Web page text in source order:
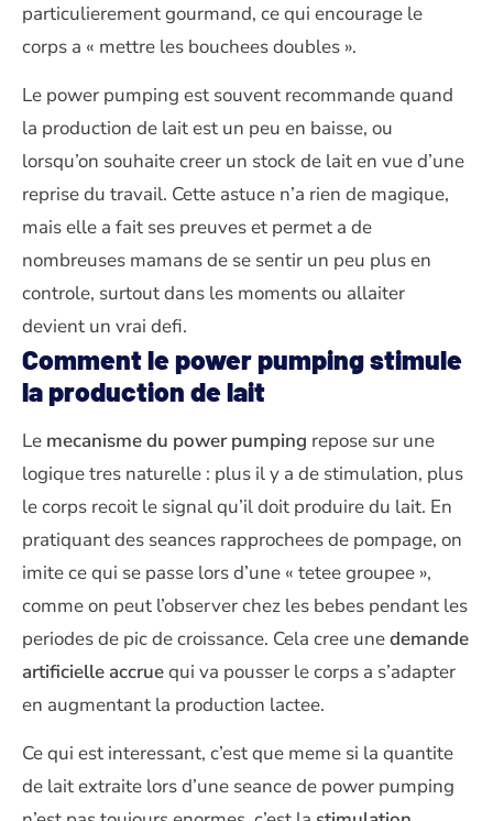
particulierement gourmand, ce qui encourage le
corps a « mettre les bouchees doubles ».
Le power pumping est souvent recommande quand
la production de lait est un peu en baisse, ou
lorsqu’on souhaite creer un stock de lait en vue d’une
reprise du travail. Cette astuce n’a rien de magique,
mais elle a fait ses preuves et permet a de
nombreuses mamans de se sentir un peu plus en
controle, surtout dans les moments ou allaiter
devient un vrai defi.
Comment le power pumping stimule
la production de lait
Le mecanisme du power pumping repose sur une
logique tres naturelle : plus il y a de stimulation, plus
le corps recoit le signal qu’il doit produire du lait. En
pratiquant des seances rapprochees de pompage, on
imite ce qui se passe lors d’une « tetee groupee »,
comme on peut l’observer chez les bebes pendant les
periodes de pic de croissance. Cela cree unedemande
artificielle accruequi va pousser le corps a s’adapter
en augmentant la production lactee.
Ce qui est interessant, c’est que meme si la quantite
de lait extraite lors d’une seance de power pumping